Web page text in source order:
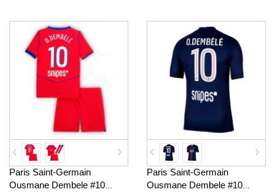
korte bukser)
korte bukser)
Paris Saint-Germain
Ousmane Dembele #10
Paris Saint-Germain
Ousmane Dembele #10